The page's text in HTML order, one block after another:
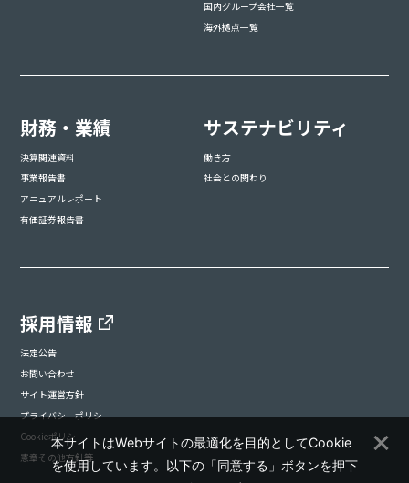
国内グループ会社一覧
海外拠点一覧
財務・業績
決算関連資料
事業報告書
アニュアルレポート
有価証券報告書
サステナビリティ
働き方
社会との関わり
採用情報
法定公告
お問い合わせ
サイト運営方針
プライバシーポリシー
Cookieポリシー
憲章その他方針等
本サイトはWebサイトの最適化を目的としてCookie
を使用しています。以下の「同意する」ボタンを押下